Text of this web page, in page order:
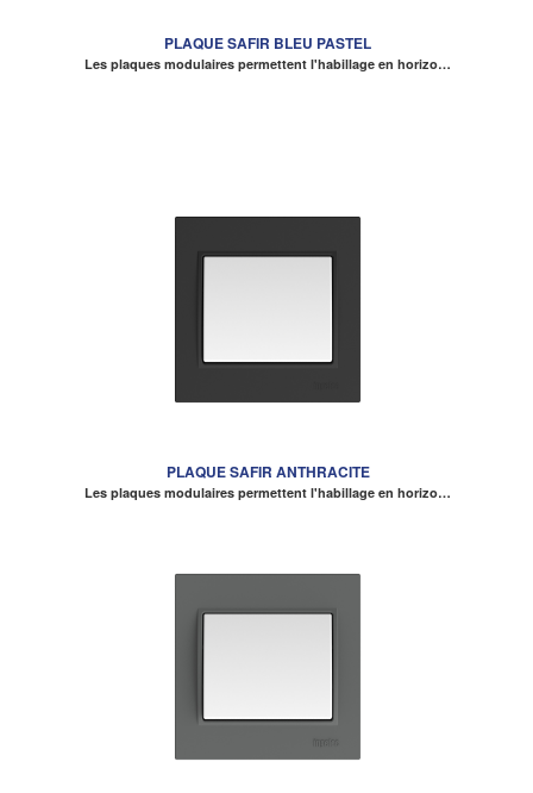
PLAQUE SAFIR BLEU PASTEL
Les plaques modulaires permettent l'habillage en horizo…
PLAQUE SAFIR ANTHRACITE
Les plaques modulaires permettent l'habillage en horizo…